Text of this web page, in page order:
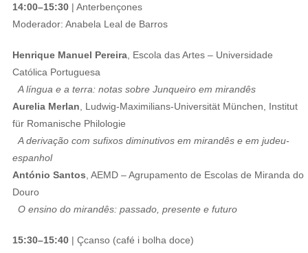
14:00–15:30 | Anterbençones
Moderador: Anabela Leal de Barros
Henrique Manuel Pereira , Escola das Artes – Universidade
Católica Portuguesa
A língua e a terra: notas sobre Junqueiro em mirandês
Aurelia Merlan , Ludwig-Maximilians-Universität München, Institut
für Romanische Philologie
A derivação com sufixos diminutivos em mirandês e em judeu-
espanhol
António Santos , AEMD – Agrupamento de Escolas de Miranda do
Douro
O ensino do mirandês: passado, presente e futuro
15:30–15:40 | Çcanso (café i bolha doce)